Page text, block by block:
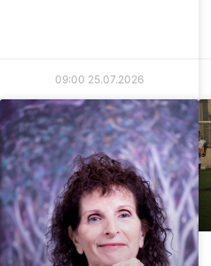
25.07.2026
09:00